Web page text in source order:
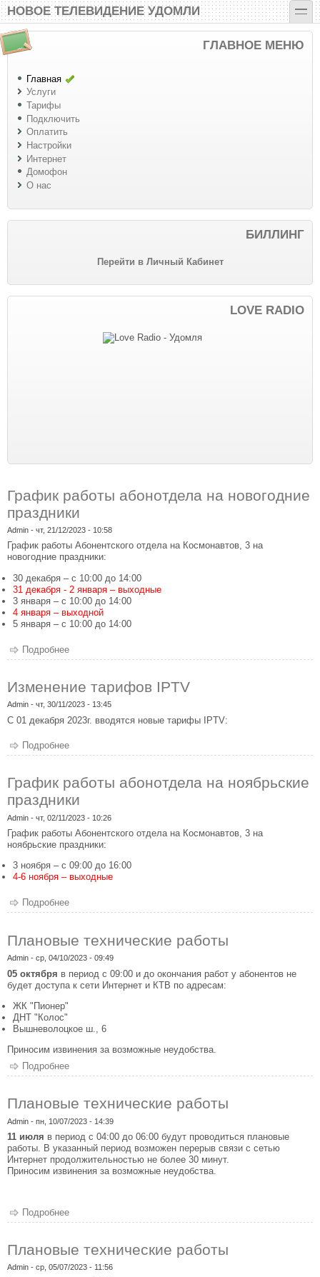
Перейти к основному содержанию
Skip to search
НОВОЕ ТЕЛЕВИДЕНИЕ УДОМЛИ toggle
ГЛАВНОЕ МЕНЮ
Главная
Услуги
Тарифы
Подключить
Оплатить
Настройки
Интернет
Домофон
О нас
БИЛЛИНГ
Перейти в Личный Кабинет
LOVE RADIO
График работы абонотдела на новогодние
праздники
Admin - чт, 21/12/2023 - 10:58
График работы Абонентского отдела на Космонавтов, 3 на
новогодние праздники:
30 декабря – с 10:00 до 14:00
31 декабря - 2 января – выходные
3 января – с 10:00 до 14:00
4 января – выходной
5 января – с 10:00 до 14:00
Подробнее
Изменение тарифов IPTV
Admin - чт, 30/11/2023 - 13:45
С 01 декабря 2023г. вводятся новые тарифы IPTV:
Подробнее
График работы абонотдела на ноябрьские
праздники
Admin - чт, 02/11/2023 - 10:26
График работы Абонентского отдела на Космонавтов, 3 на
ноябрьские праздники:
3 ноября – с 09:00 до 16:00
4-6 ноября – выходные
Подробнее
Плановые технические работы
Admin - ср, 04/10/2023 - 09:49
05 октября в период с 09:00 и до окончания работ у абонентов не
будет доступа к сети Интернет и КТВ по адресам:
ЖК "Пионер"
ДНТ "Колос"
Вышневолоцкое ш., 6
Приносим извинения за возможные неудобства.
Подробнее
Плановые технические работы
Admin - пн, 10/07/2023 - 14:39
11 июля в период с 04:00 до 06:00 будут проводиться плановые
работы. В указанный период возможен перерыв связи с сетью
Интернет продолжительностью не более 30 минут.
Приносим извинения за возможные неудобства.
Подробнее
Плановые технические работы
Admin - ср, 05/07/2023 - 11:56